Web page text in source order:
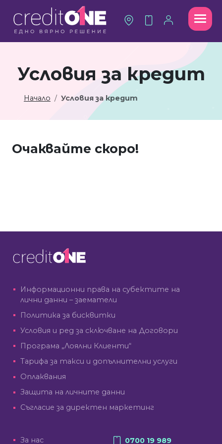
Условия за кредит
Начало Условия за кредит
Очаквайте скоро!
Информационни права на субектите на
лични данни – заематели
Политика за бисквитки
Условия и ред за сключване на Договори
Програма „Лоялни Клиенти“
Тарифа за такси и допълнителни услуги
Оплаквания
Защита на личните данни
Съгласие за директен маркетинг
За нас 0700 19 989